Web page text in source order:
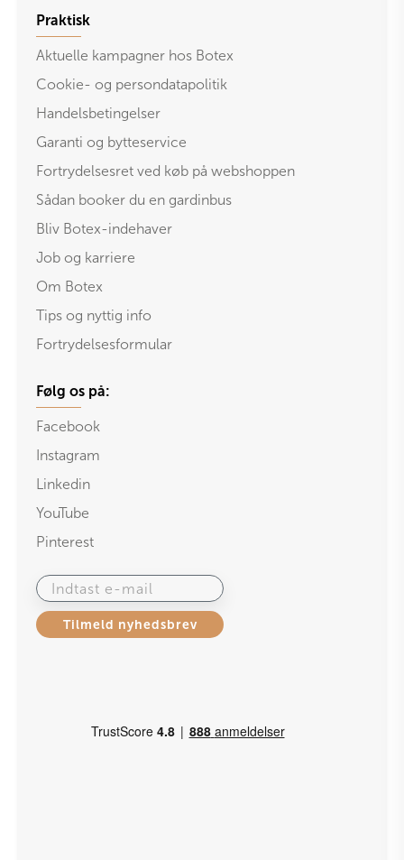
Praktisk
Aktuelle kampagner hos Botex
Cookie- og persondatapolitik
Handelsbetingelser
Garanti og bytteservice
Fortrydelsesret ved køb på webshoppen
Sådan booker du en gardinbus
Bliv Botex-indehaver
Job og karriere
Om Botex
Tips og nyttig info
Fortrydelsesformular
Følg os på:
Facebook
Instagram
Linkedin
YouTube
Pinterest
Indtast e-mail
Tilmeld nyhedsbrev